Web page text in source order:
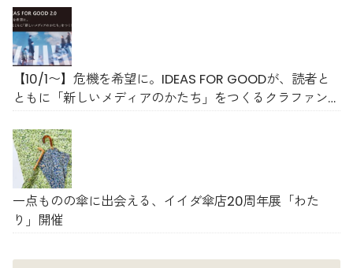
【10/1〜】危機を希望に。IDEAS FOR GOODが、読者と
ともに「新しいメディアのかたち」をつくるクラファン
をスタート
一点ものの傘に出会える、イイダ傘店20周年展「わた
り」開催